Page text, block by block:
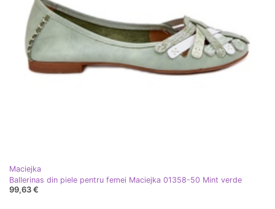
Maciejka
Ballerinas din piele pentru femei Maciejka 01358-50 Mint verde
99,63 €